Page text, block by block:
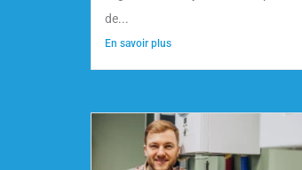
de...
En savoir plus